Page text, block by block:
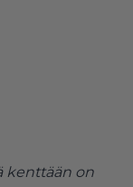
kenttään on